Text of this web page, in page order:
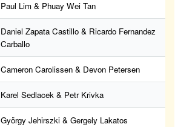
Paul Lim & Phuay Wei Tan
Daniel Zapata Castillo & Ricardo Fernandez
Carballo
Cameron Carolissen & Devon Petersen
Karel Sedlacek & Petr Krivka
György Jehirszki & Gergely Lakatos